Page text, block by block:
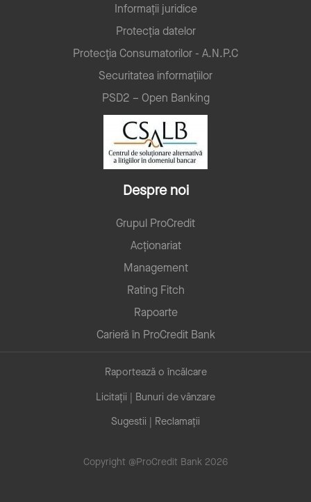
Informații juridice
Protecția datelor
Protecţia Consumatorilor - A.N.P.C
Securitatea informațiilor
PSD2 – Open Banking
Despre noi
Grupul ProCredit
Acționariat
Management
Rating Fitch
Rapoarte
Carieră în ProCredit Bank
Copyright @ProCredit Bank 2026
Raportează o încălcare
Licitații | Bunuri de vânzare
Sugestii | Reclamații